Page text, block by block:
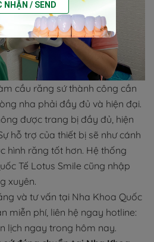
cầu răng sứ thành công cần
nha phải đầy đủ và hiện đại.
được trang bị đầy đủ, hiện
hỗ trợ của thiết bị sẽ như cánh
hình răng tốt hơn. Hệ thống
Tế Lotus Smile cũng nhập
xuyên.
và tư vấn tại Nha Khoa Quốc
miễn phí, liên hệ ngay hotline:
lịch ngay trong hôm nay.
NHẬN / SEND